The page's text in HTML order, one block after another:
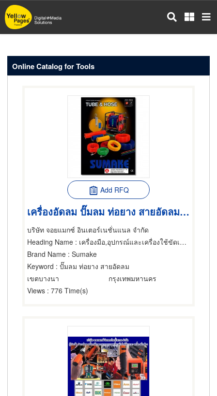
Skip
to
main
Online Catalog for Tools
Add RFQ
เครื่องอัดลม ปั๊มลม ท่อยาง สายอัดลม เครื่องมือช่าง
บริษัท จอยแมกซ์ อินเตอร์เนชั่นแนล จำกัด
Heading Name : เครื่องมือ,อุปกรณ์และเครื่องใช้ขัดเรียบและขัดเงา,เครื่องมือใช้กำลังลม
Brand Name : Sumake
Keyword : ปั๊มลม ท่อยาง สายอัดลม
เขตบางนา
กรุงเทพมหานคร
Views : 776 Time(s)